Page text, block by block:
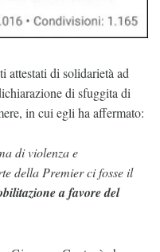
attestati di solidarietà ad
di sfuggita di
in cui egli ha affermato:
di violenza e
della Premier ci fosse il
a favore del